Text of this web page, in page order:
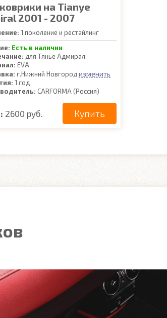
коврики на Tianye
2001 - 2007
1 поколение и рестайлинг
Есть в наличии
для Тянье Адмирал
EVA
г.Нижний Новгород изменить
1 год
CARFORMA (Россия)
2600 руб. Купить